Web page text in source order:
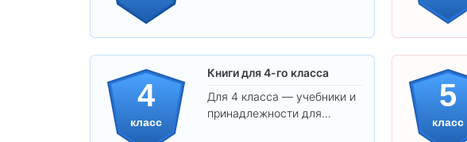
4
класс
Книги для 4-го класса
Для 4 класса — учебники и
принадлежности для
5
класс